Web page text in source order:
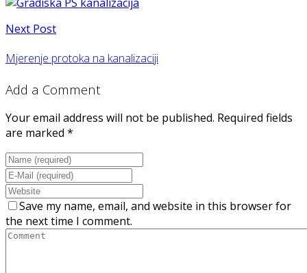
Next Post
Mjerenje protoka na kanalizaciji
Add a Comment
Your email address will not be published. Required fields
are marked *
Save my name, email, and website in this browser for
the next time I comment.